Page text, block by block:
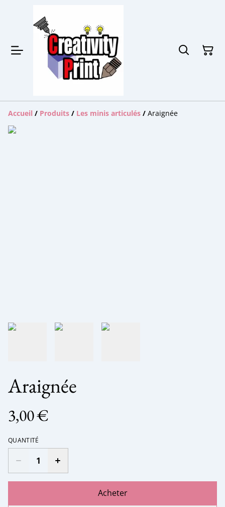
Accueil / Produits / Les minis articulés / Araignée
Araignée
3,00 €
QUANTITÉ
Acheter